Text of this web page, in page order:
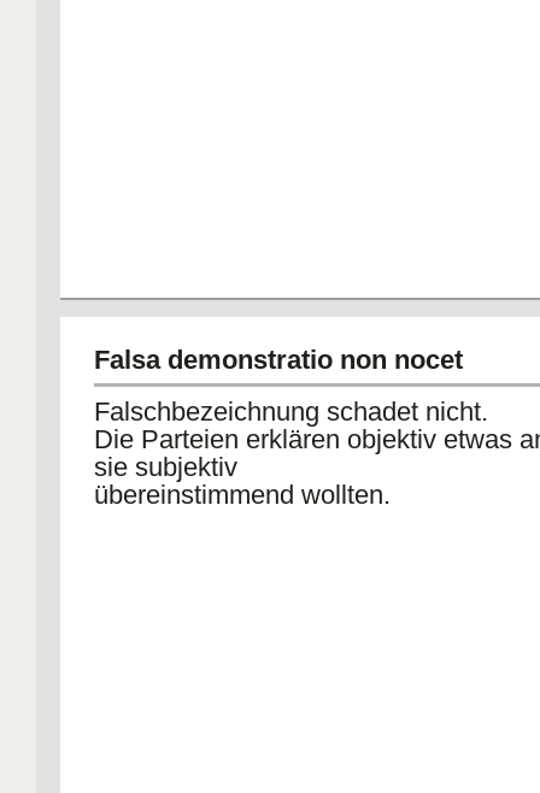
Falsa demonstratio non nocet
Falschbezeichnung schadet nicht.
Die Parteien erklären objektiv etwas
sie subjektiv
übereinstimmend wollten.